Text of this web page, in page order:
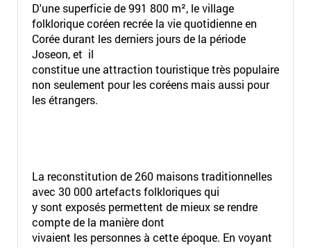
D'une superficie de 991 800 m², le village
folklorique coréen recrée la vie quotidienne en
Corée durant les derniers jours de la période
Joseon, et il
constitue une attraction touristique très populaire
non seulement pour les coréens mais aussi pour
les étrangers.
La reconstitution de 260 maisons traditionnelles
avec 30 000 artefacts folkloriques qui
y sont exposés permettent de mieux se rendre
compte de la manière dont
vivaient les personnes à cette époque. En voyant